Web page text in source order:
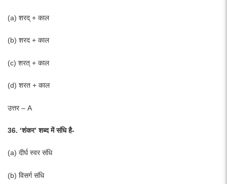
(a) शरद् + काल
(b) शरद + काल
(c) शरत् + काल
(d) शरत + काल
उत्तर – A
36. ‘शंकर’ शब्द में संधि है-
(a) दीर्घ स्वर संधि
(b) विसर्ग संधि